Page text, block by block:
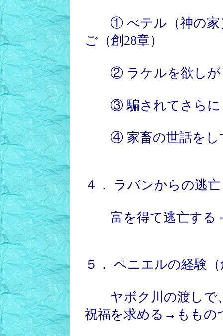
① べテル（神の家
ご（創28章）
② ラケルを欲しが
③ 騙されてさらに
④ 家畜の世話をし
４． ラバンからの逃
富を得て逃亡する－
５． ペニエルの経験（
ヤボク川の渡しで
祝福を求める→ももの